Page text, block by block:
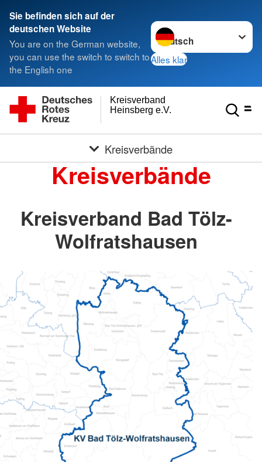
Sie befinden sich auf der
deutschen Website
You are on the German website,
you can use the switch to switch to
the English one
Sprache wechseln zu
Alles klar
Heinsberg e.V.
Kreisverband
Kreisverbände
Kreisverbände
Kreisverband Bad Tölz-
Wolfratshausen